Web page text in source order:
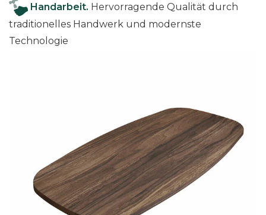
e Handarbeit. Hervorragende Qualität durch
traditionelles Handwerk und modernste
Technologie